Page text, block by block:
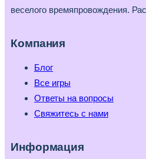
веселого времяпровождения.
Компания
Блог
Все игры
Ответы на вопросы
Свяжитесь с нами
Информация